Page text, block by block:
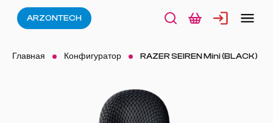
ARZONTECH
Главная Конфигуратор RAZER SEIREN Mini (BLACK)